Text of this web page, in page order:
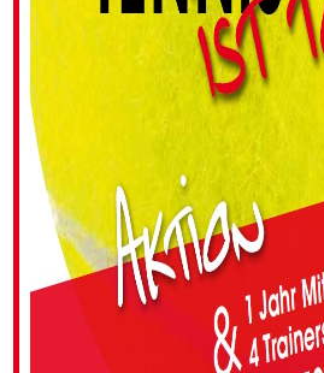
VEREINS­
BEKLEIDUNG
TENNIS-
CAFÉ
TENNISCAMP
BAD
KISSINGEN
SPONSOREN
SPIELERBÖRSE
KOOPERATION
GESUNDHEIT